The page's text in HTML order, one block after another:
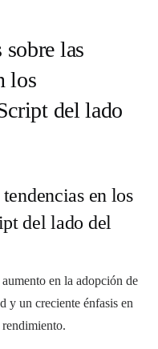
sobre las
los
del lado
en los
del lado del
en la adopción de
y un creciente énfasis en